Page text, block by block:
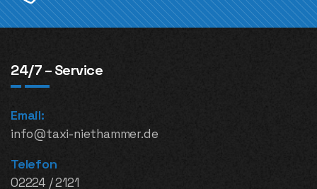
24/7 – Service
Email:
info@taxi-niethammer.de
Telefon
02224 / 2121